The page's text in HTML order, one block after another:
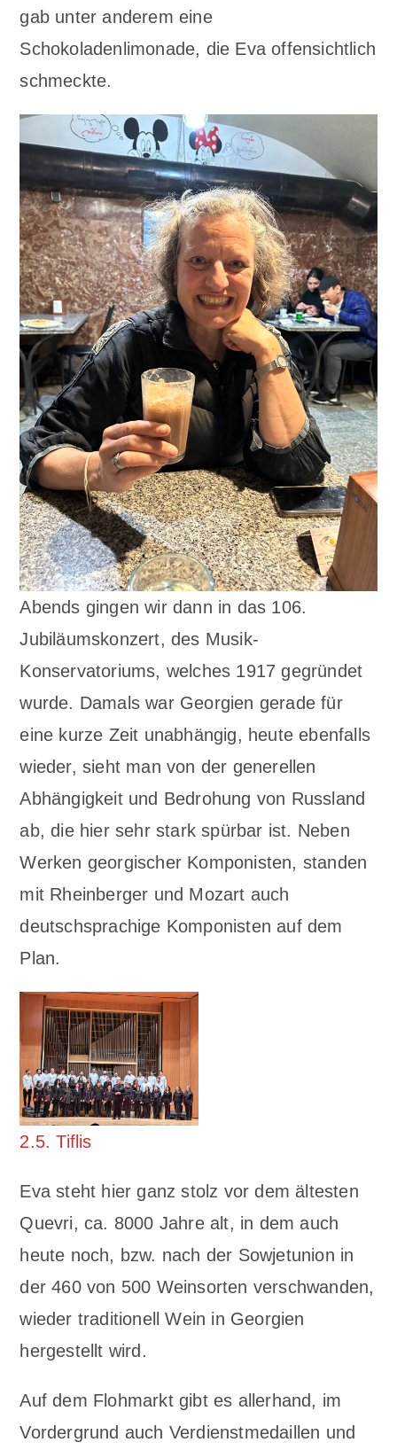
gab unter anderem eine
Schokoladenlimonade, die Eva offensichtlich
schmeckte.
Abends gingen wir dann in das 106.
Jubiläumskonzert, des Musik-
Konservatoriums, welches 1917 gegründet
wurde. Damals war Georgien gerade für
eine kurze Zeit unabhängig, heute ebenfalls
wieder, sieht man von der generellen
Abhängigkeit und Bedrohung von Russland
ab, die hier sehr stark spürbar ist. Neben
Werken georgischer Komponisten, standen
mit Rheinberger und Mozart auch
deutschsprachige Komponisten auf dem
Plan.
2.5. Tiflis
Eva steht hier ganz stolz vor dem ältesten
Quevri, ca. 8000 Jahre alt, in dem auch
heute noch, bzw. nach der Sowjetunion in
der 460 von 500 Weinsorten verschwanden,
wieder traditionell Wein in Georgien
hergestellt wird.
Auf dem Flohmarkt gibt es allerhand, im
Vordergrund auch Verdienstmedaillen und